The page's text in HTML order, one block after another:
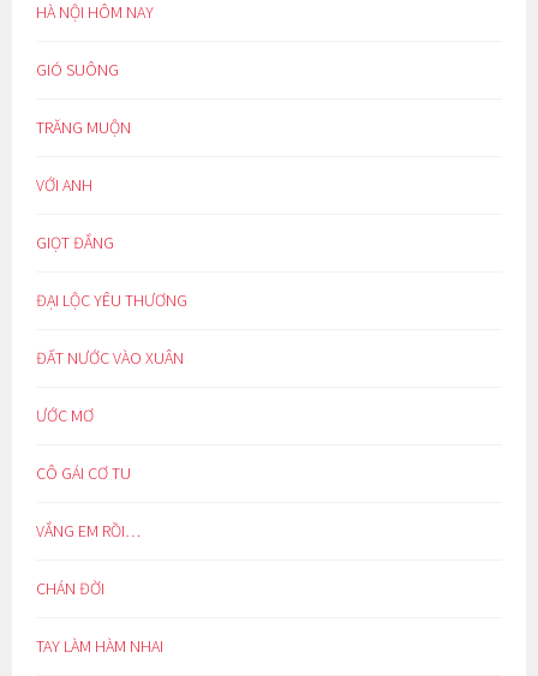
HÀ NỘI HÔM NAY
GIÓ SUÔNG
TRĂNG MUỘN
VỚI ANH
GIỌT ĐẮNG
ĐẠI LỘC YÊU THƯƠNG
ĐẤT NƯỚC VÀO XUÂN
ƯỚC MƠ
CÔ GÁI CƠ TU
VẮNG EM RỒI…
CHÁN ĐỜI
TAY LÀM HÀM NHAI